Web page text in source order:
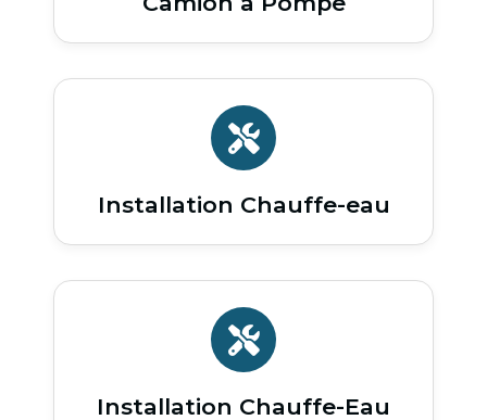
Installation Chauffe-eau
Installation Chauffe-Eau